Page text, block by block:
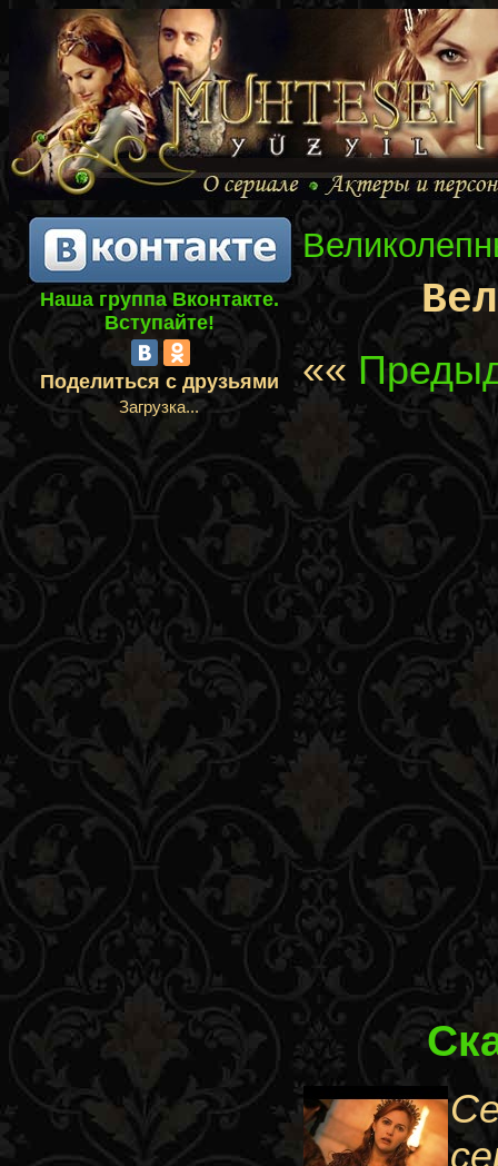
Наша группа Вконтакте.
Вступайте!
Поделиться с друзьями
Загрузка...
««